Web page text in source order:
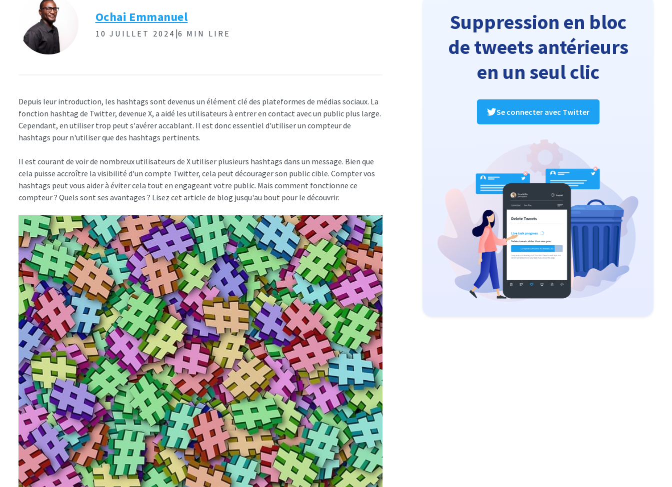
Ochai Emmanuel
10 JUILLET 2024 |6 MIN LIRE
Depuis leur introduction, les hashtags sont devenus un élément clé des plateformes de médias sociaux. La
fonction hashtag de Twitter, devenue X, a aidé les utilisateurs à entrer en contact avec un public plus large.
Cependant, en utiliser trop peut s'avérer accablant. Il est donc essentiel d'utiliser un compteur de
hashtags pour n'utiliser que des hashtags pertinents.
Il est courant de voir de nombreux utilisateurs de X utiliser plusieurs hashtags dans un message. Bien que
cela puisse accroître la visibilité d'un compte Twitter, cela peut décourager son public cible. Compter vos
hashtags peut vous aider à éviter cela tout en engageant votre public. Mais comment fonctionne ce
compteur ? Quels sont ses avantages ? Lisez cet article de blog jusqu'au bout pour le découvrir.
Suppression en bloc
de tweets antérieurs
en un seul clic
Se connecter avec Twitter